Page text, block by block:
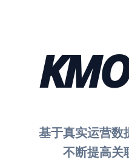
KMO
基于真实运营数
不断提高关